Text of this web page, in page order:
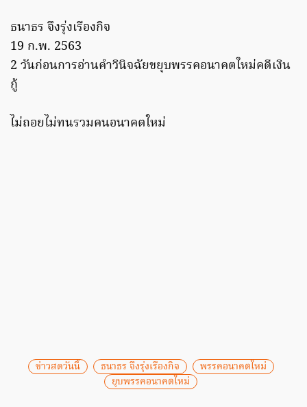
ธนาธร จึงรุ่งเรืองกิจ
19 ก.พ. 2563
2 วันก่อนการอ่านคำวินิจฉัยขยุบพรรคอนาคตใหม่คดีเงิน
กู้
ไม่ถอยไม่ทนรวมคนอนาคตใหม่
ข่าวสดวันนี้ ธนาธร จึงรุ่งเรืองกิจ
พรรคอนาคตใหม่
ยุบพรรคอนาคตใหม่